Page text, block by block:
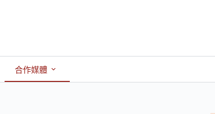
合作媒體